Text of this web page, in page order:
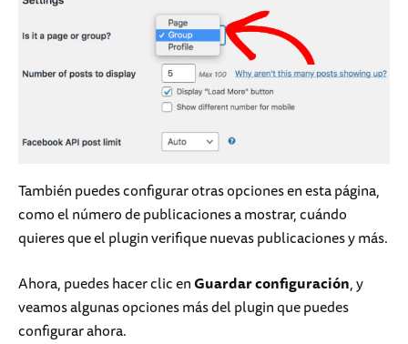
También puedes configurar otras opciones en esta página,
como el número de publicaciones a mostrar, cuándo
quieres que el plugin verifique nuevas publicaciones y más.
Ahora, puedes hacer clic enGuardar configuración, y
veamos algunas opciones más del plugin que puedes
configurar ahora.